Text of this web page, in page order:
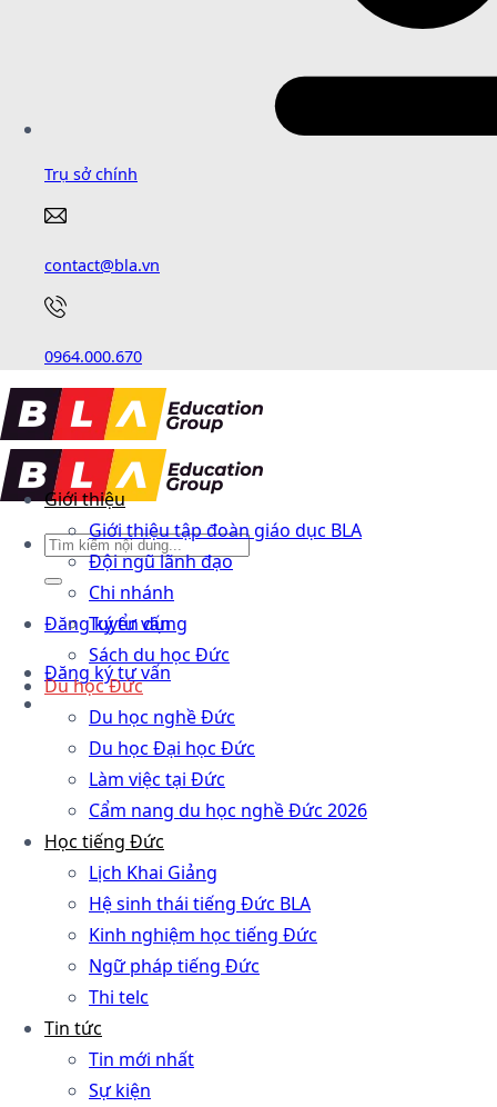
Trụ sở chính
contact@bla.vn
0964.000.670
Đăng ký tư vấn
Đăng ký tư vấn
Giới thiệu
Giới thiệu tập đoàn giáo dục BLA
Đội ngũ lãnh đạo
Chi nhánh
Tuyển dụng
Sách du học Đức
Du học Đức
Du học nghề Đức
Du học Đại học Đức
Làm việc tại Đức
Cẩm nang du học nghề Đức 2026
Học tiếng Đức
Lịch Khai Giảng
Hệ sinh thái tiếng Đức BLA
Kinh nghiệm học tiếng Đức
Ngữ pháp tiếng Đức
Thi telc
Tin tức
Tin mới nhất
Sự kiện